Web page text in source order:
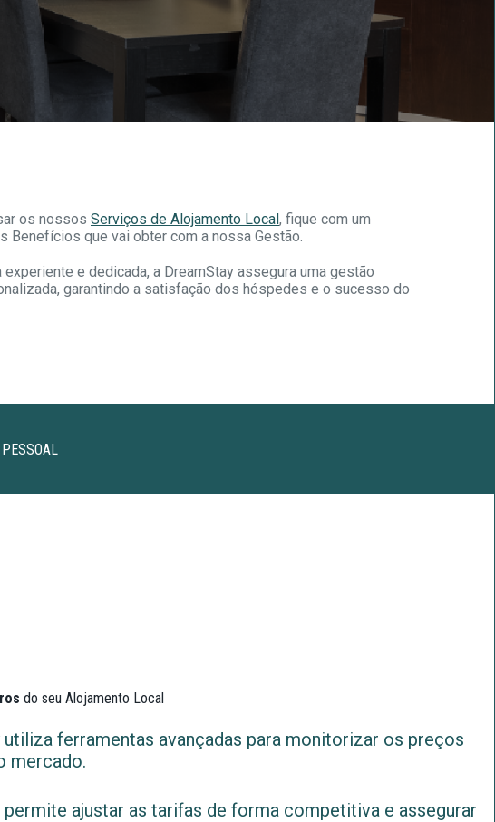
os nossos Serviços de Alojamento Local, fique com um
Benefícios que vai obter com a nossa Gestão.
experiente e dedicada, a DreamStay assegura uma gestão
garantindo a satisfação dos hóspedes e o sucesso do
do seu Alojamento Local
utiliza ferramentas avançadas para monitorizar os preços
mercado.
permite ajustar as tarifas de forma competitiva e assegurar